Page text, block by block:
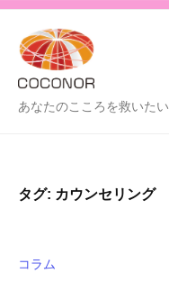
コ
C
n
r
あなたのこころを救いたい
タグ: カウンセリング
コラム
c
o
n
o
コ
-